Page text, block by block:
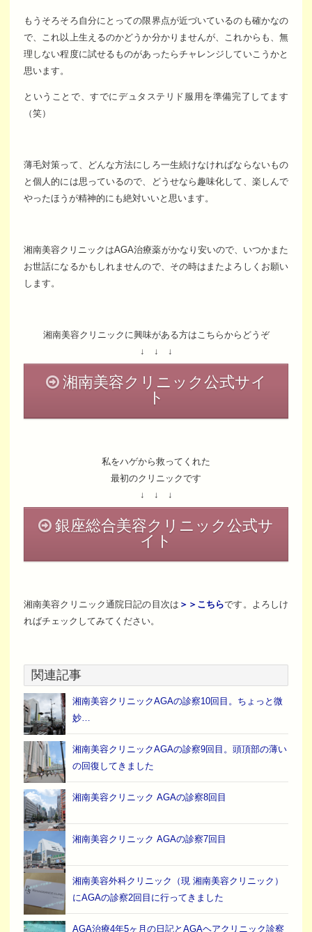
もうそろそろ自分にとっての限界点が近づいているのも確かなの
で、これ以上生えるのかどうか分かりませんが、これからも、無
理しない程度に試せるものがあったらチャレンジしていこうかと
思います。
ということで、すでにデュタステリド服用を準備完了してます
（笑）
薄毛対策って、どんな方法にしろ一生続けなければならないもの
と個人的には思っているので、どうせなら趣味化して、楽しんで
やったほうが精神的にも絶対いいと思います。
湘南美容クリニックはAGA治療薬がかなり安いので、いつかまた
お世話になるかもしれませんので、その時はまたよろしくお願い
します。
湘南美容クリニックに興味がある方はこちらからどうぞ
↓ ↓ ↓
湘南美容クリニック公式サイ
ト
私をハゲから救ってくれた
最初のクリニックです
↓ ↓ ↓
銀座総合美容クリニック公式サ
イト
湘南美容クリニック通院日記の目次は ＞＞こちらです。よろしけ
ればチェックしてみてください。
関連記事
湘南美容クリニックAGAの診察10回目。ちょっと微
妙…
湘南美容クリニックAGAの診察9回目。頭頂部の薄い
の回復してきました
湘南美容クリニック AGAの診察8回目
湘南美容クリニック AGAの診察7回目
湘南美容外科クリニック（現 湘南美容クリニック）
にAGAの診察2回目に行ってきました
AGA治療4年5ヶ月の日記とAGAヘアクリニック診察